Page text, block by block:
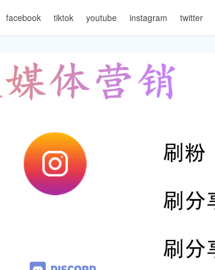
facebook tiktok youtube instagram twitter